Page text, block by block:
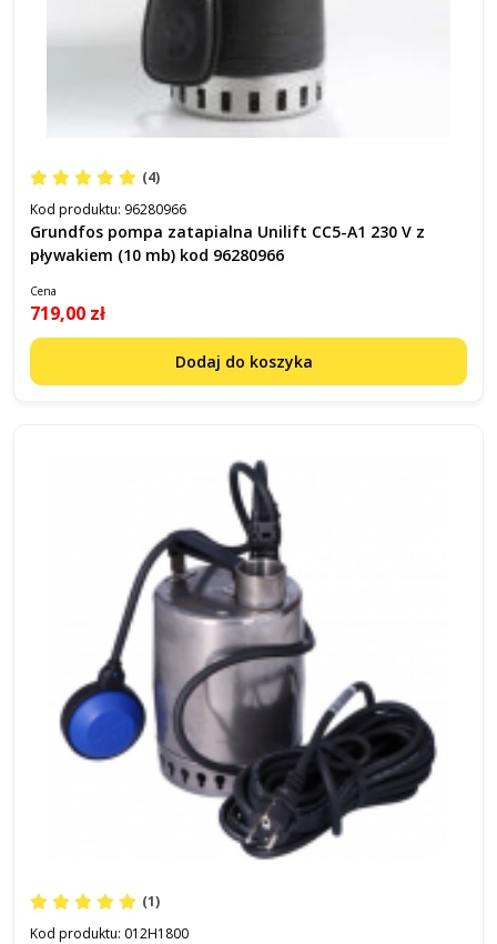
(4)
Kod produktu: 96280966
Grundfos pompa zatapialna Unilift CC5-A1 230 V z
pływakiem (10 mb) kod 96280966
Cena
719,00 zł
Dodaj do koszyka
(1)
Kod produktu: 012H1800